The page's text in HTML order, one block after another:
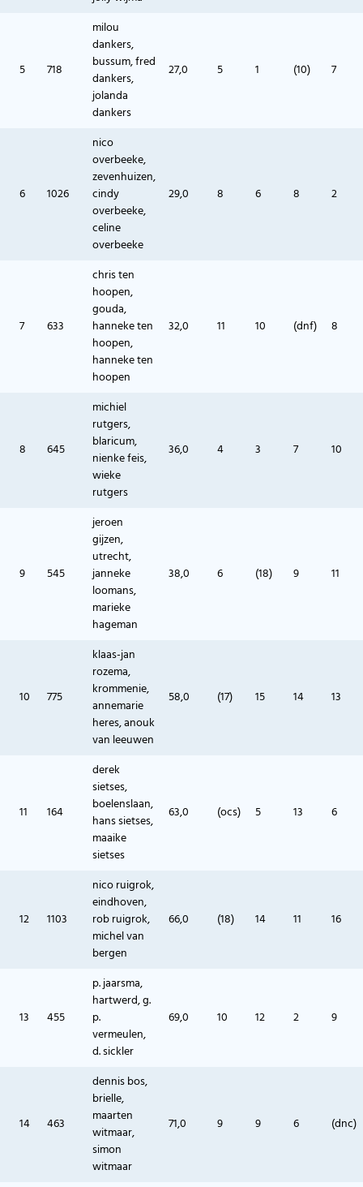
5 718
milou
dankers,
bussum, fred
dankers,
jolanda
dankers
27,0 5 1 (10) 7
6 1026
nico
overbeeke,
zevenhuizen,
cindy
overbeeke,
celine
overbeeke
29,0 8 6 8 2
7 633
chris ten
hoopen,
gouda,
hanneke ten
hoopen,
hanneke ten
hoopen
32,0 11 10 (dnf) 8
8 645
michiel
rutgers,
blaricum,
nienke feis,
wieke
rutgers
36,0 4 3 7 10
9 545
jeroen
gijzen,
utrecht,
janneke
loomans,
marieke
hageman
38,0 6 (18) 9 11
10 775
klaas-jan
rozema,
krommenie,
annemarie
heres, anouk
van leeuwen
58,0 (17) 15 14 13
11 164
derek
sietses,
boelenslaan,
hans sietses,
maaike
sietses
63,0 (ocs) 5 13 6
12 1103
nico ruigrok,
eindhoven,
rob ruigrok,
michel van
bergen
66,0 (18) 14 11 16
13 455
p. jaarsma,
hartwerd, g.
p.
vermeulen,
d. sickler
69,0 10 12 2 9
14 463
dennis bos,
brielle,
maarten
witmaar,
simon
witmaar
71,0 9 9 6 (dnc)